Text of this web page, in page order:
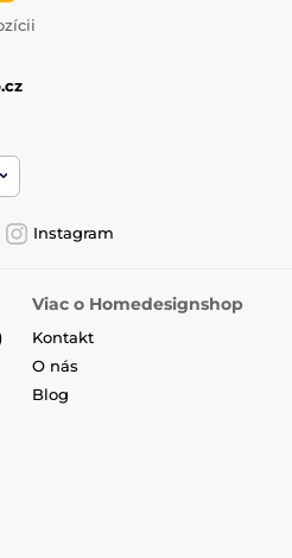
Instagram
Viac o Homedesignshop
Kontakt
O nás
Blog